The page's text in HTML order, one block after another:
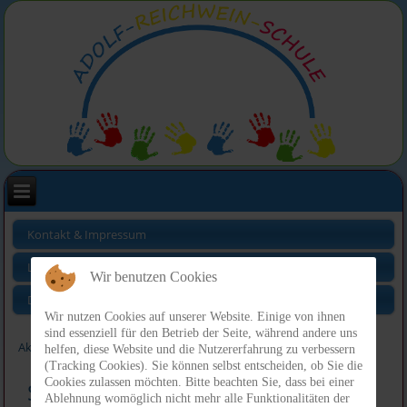
Kontakt & Impressum
Links
Datenschutz
Aktuelle Seite:Index Profil Schulpartnerschaft
Schulpartnerschaft
Wir benutzen Cookies
Wir nutzen Cookies auf unserer Website. Einige von ihnen
sind essenziell für den Betrieb der Seite, während andere uns
helfen, diese Website und die Nutzererfahrung zu verbessern
(Tracking Cookies). Sie können selbst entscheiden, ob Sie die
Cookies zulassen möchten. Bitte beachten Sie, dass bei einer
Ablehnung womöglich nicht mehr alle Funktionalitäten der